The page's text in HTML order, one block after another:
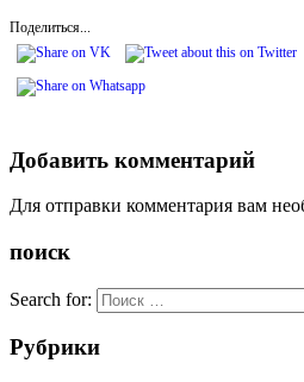
Поделиться...
Добавить комментарий
Для отправки комментария вам
поиск
Search for:
Рубрики